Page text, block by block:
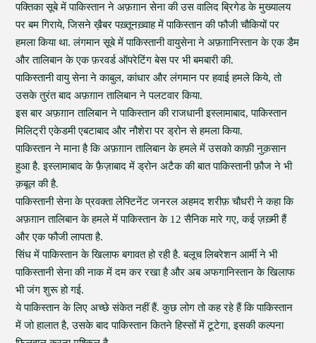
पक्तिका सूबे में पाकिस्तान ने अफ़ग़ान सेना की उस वालिद ब्रिगेड के मुख्यालय
पर बम गिराये, जिसने ख़ैबर पख़्तूनख़्वाह में पाकिस्तान की फौजी चौकियों पर
हमला किया था. लंगमान सूबे में पाकिस्तानी वायुसेना ने अफ़ग़ानिस्तान के एक डैम
और तालिबान के एक फ़रवर्ड ऑपरेटिंग बेस पर भी बमबारी की.
पाकिस्तानी वायु सेना ने काबुल, कांधार और लंगमान पर हवाई हमले किये, तो
उसके तुरंत बाद अफ़ग़ान तालिबान ने पलटवार किया.
इस बार अफ़ग़ान तालिबान ने पाकिस्तान की राजधानी इस्लामाबाद, पाकिस्तान
मिलिट्री एकेडमी एबटाबाद और नौशेरा पर ड्रोन से हमला किया.
पाकिस्तान ने माना है कि अफ़ग़ान तालिबान के हमले में उसको काफ़ी नुक़सान
हुआ है. इस्लामाबाद के फ़ैज़ाबाद में ड्रोन अटैक की बात पाकिस्तानी फ़ौज ने भी
क़बूल की है.
पाकिस्तानी सेना के प्रवक्ता लेफ्टिनेंट जनरल अहमद शरीफ़ चौधरी ने कहा कि
अफ़ग़ान तालिबान के हमले में पाकिस्तान के 12 सैनिक मारे गए, कई ज़ख़्मी हैं
और एक फौजी लापता है.
सिंध में पाकिस्तान के खिलाफ बगावत हो रही है. बलूच लिबरेशन आर्मी ने भी
पाकिस्तानी सेना की नाक में दम कर रखा है और अब अफगानिस्तान के खिलाफ
भी जंग शुरू हो गई.
ये पाकिस्तान के लिए अच्छे संकेत नहीं हैं. कुछ लोग तो कह रहे हैं कि पाकिस्तान
में जो हालात है, उसके बाद पाकिस्तान कितने हिस्सों में टूटेगा, इसकी कल्पना